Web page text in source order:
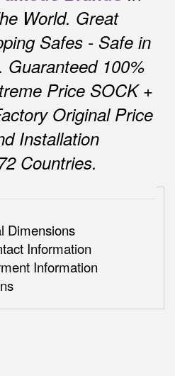
World. Great
Safes - Safe in
Guaranteed 100%
Price SOCK +
Original Price
Installation
Countries.
Dimensions
Information
Information